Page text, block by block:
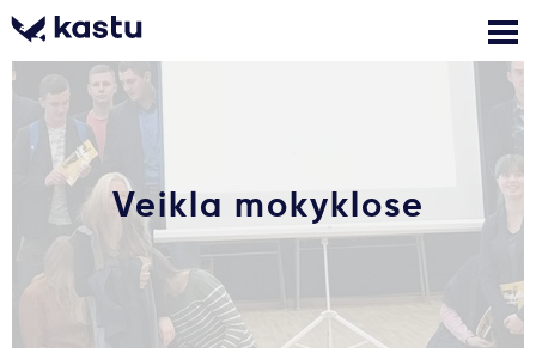
Prisijungti
Pranešimai
Stojimo anketa
Skambink
Veikla mokyklose